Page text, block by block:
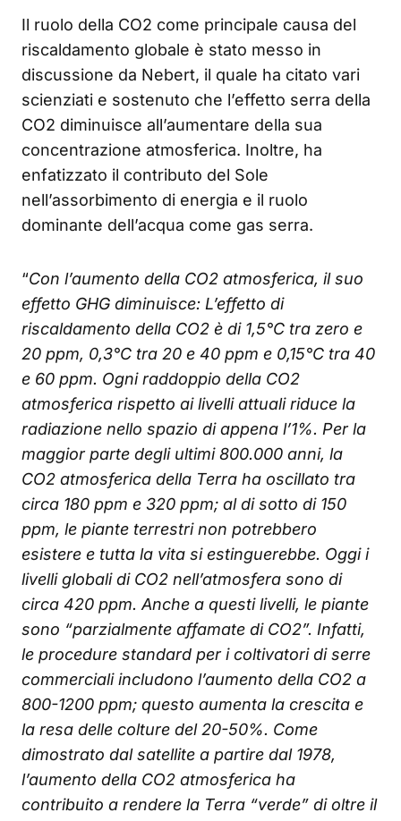
Il ruolo della CO2 come principale causa del
riscaldamento globale è stato messo in
discussione da Nebert, il quale ha citato vari
scienziati e sostenuto che l’effetto serra della
CO2 diminuisce all’aumentare della sua
concentrazione atmosferica. Inoltre, ha
enfatizzato il contributo del Sole
nell’assorbimento di energia e il ruolo
dominante dell’acqua come gas serra.
“Con l’aumento della CO2 atmosferica, il suo
effetto GHG diminuisce: L’effetto di
riscaldamento della CO2 è di 1,5°C tra zero e
20 ppm, 0,3°C tra 20 e 40 ppm e 0,15°C tra 40
e 60 ppm. Ogni raddoppio della CO2
atmosferica rispetto ai livelli attuali riduce la
radiazione nello spazio di appena l’1%. Per la
maggior parte degli ultimi 800.000 anni, la
CO2 atmosferica della Terra ha oscillato tra
circa 180 ppm e 320 ppm; al di sotto di 150
ppm, le piante terrestri non potrebbero
esistere e tutta la vita si estinguerebbe. Oggi i
livelli globali di CO2 nell’atmosfera sono di
circa 420 ppm. Anche a questi livelli, le piante
sono “parzialmente affamate di CO2”. Infatti,
le procedure standard per i coltivatori di serre
commerciali includono l’aumento della CO2 a
800-1200 ppm; questo aumenta la crescita e
la resa delle colture del 20-50%. Come
dimostrato dal satellite a partire dal 1978,
l’aumento della CO2 atmosferica ha
contribuito a rendere la Terra “verde” di oltre il